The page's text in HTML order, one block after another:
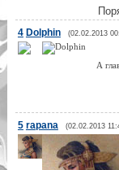
4 Dolphin (02.02.2013
А
5 rapana (02.02.2013